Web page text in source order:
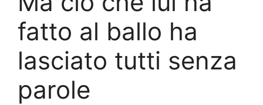
fatto al ballo ha
lasciato tutti senza
parole